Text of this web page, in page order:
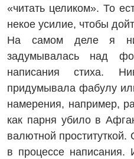
«читать целиком». То
некое усилие, чтобы
На самом деле я
задумывалась над
написания стиха.
придумывала фабулу
намерения, например,
как парня убило в
валютной
в процессе